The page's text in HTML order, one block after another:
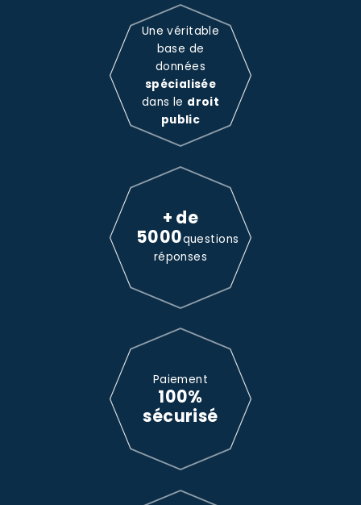
Une véritable
base de
données
spécialisée
dans le droit
public
+ de
5000questions
réponses
Paiement
100%
sécurisé